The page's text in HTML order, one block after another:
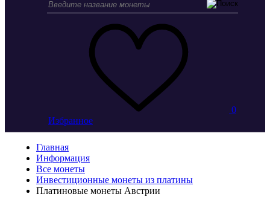
0
Избранное
Главная
Информация
Все монеты
Инвестиционные монеты из платины
Платиновые монеты Австрии